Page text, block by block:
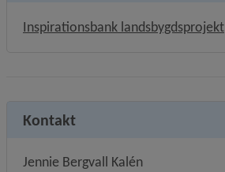
Inspirationsbank landsbygdsprojekt
Kontakt
Jennie Bergvall Kalén